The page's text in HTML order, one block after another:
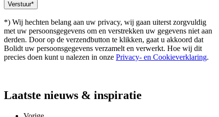
*) Wij hechten belang aan uw privacy, wij gaan uiterst zorgvuldig
met uw persoonsgegevens om en verstrekken uw gegevens niet aan
derden. Door op de verzendbutton te klikken, gaat u akkoord dat
Bolidt uw persoonsgegevens verzamelt en verwerkt. Hoe wij dit
precies doen kunt u nalezen in onze Privacy- en Cookieverklaring.
Laatste nieuws & inspiratie